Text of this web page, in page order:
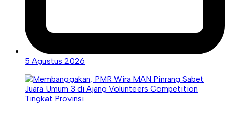
5 Agustus 2026